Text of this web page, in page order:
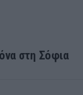
στη Σόφια